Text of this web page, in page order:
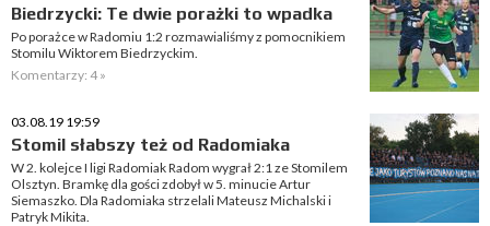
Biedrzycki: Te dwie porażki to wpadka
Po porażce w Radomiu 1:2 rozmawialiśmy z pomocnikiem
Stomilu Wiktorem Biedrzyckim.
Komentarzy: 4 »
03.08.19 19:59
Stomil słabszy też od Radomiaka
W 2. kolejce I ligi Radomiak Radom wygrał 2:1 ze Stomilem
Olsztyn. Bramkę dla gości zdobył w 5. minucie Artur
Siemaszko. Dla Radomiaka strzelali Mateusz Michalski i
Patryk Mikita.